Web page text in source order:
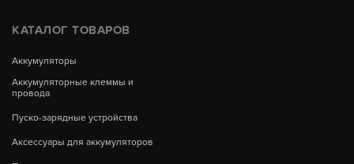
КАТАЛОГ ТОВАРОВ
Аккумуляторы
Аккумуляторные клеммы и
провода
Пуско-зарядные устройства
Аксессуары для аккумуляторов